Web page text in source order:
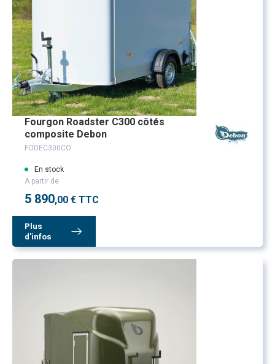
Fourgon Roadster C300 côtés
composite Debon
FODEC300CO
En stock
A partir de
5 890,00 € TTC
Plus
d'infos